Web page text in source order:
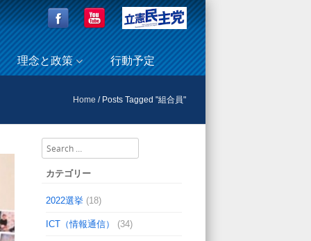
理念と政策 行動予定
Home / Posts Tagged "組合員"
Search
カテゴリー
2022選挙 (18)
ICT（情報通信） (34)